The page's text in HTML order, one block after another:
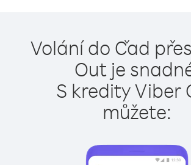
Volání do Čad
Out je
S kredity Viber
můžete: